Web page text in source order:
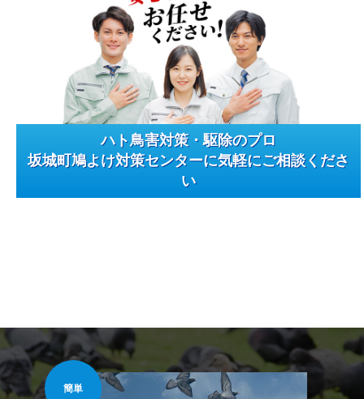
ハト鳥害対策・駆除のプロ
坂城町鳩よけ対策センターに気軽にご相談くださ
い
簡単